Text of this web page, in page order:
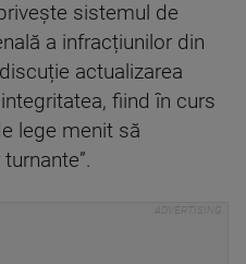
sistemul de
a infracțiunilor din
actualizarea
fiind în curs
lege menit să